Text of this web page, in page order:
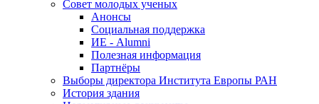
Совет молодых ученых
Анонсы
Социальная поддержка
ИЕ - Alumni
Полезная информация
Партнёры
Выборы директора Института Европы РАН
История здания